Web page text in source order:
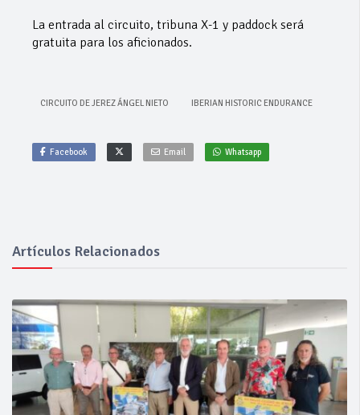
La entrada al circuito, tribuna X-1 y paddock será
gratuita para los aficionados.
CIRCUITO DE JEREZ ÁNGEL NIETO IBERIAN HISTORIC ENDURANCE
Facebook Email Whatsapp
Artículos Relacionados